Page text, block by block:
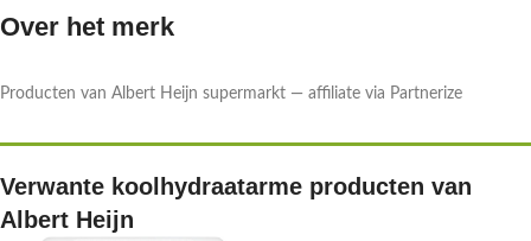
Over het merk
Producten van Albert Heijn supermarkt — affiliate via Partnerize
Verwante koolhydraatarme producten van
Albert Heijn